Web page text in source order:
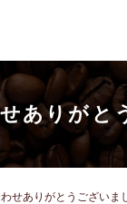
ありがと
せありがとうございま